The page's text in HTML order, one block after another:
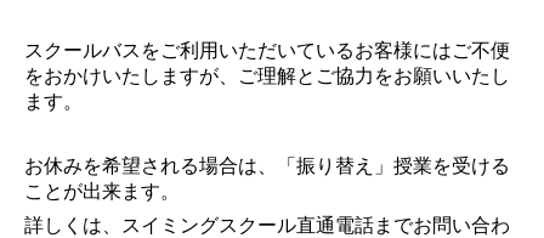
スクールバスをご利用いただいているお客様にはご不便
をおかけいたしますが、
ご理解とご協力をお願いいたし
ます。
お休みを希望される場合は、「振り替え」授業を受ける
ことが出来ます。
詳しくは、スイミングスクール直通電話までお問い合わ